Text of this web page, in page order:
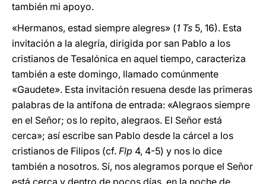
también mi apoyo.
«Hermanos, estad siempre alegres» (1 Ts 5, 16). Esta
invitación a la alegría, dirigida por san Pablo a los
cristianos de Tesalónica en aquel tiempo, caracteriza
también a este domingo, llamado comúnmente
«Gaudete». Esta invitación resuena desde las primeras
palabras de la antífona de entrada: «Alegraos siempre
en el Señor; os lo repito, alegraos. El Señor está
cerca»; así escribe san Pablo desde la cárcel a los
cristianos de Filipos (cf. Flp 4, 4-5) y nos lo dice
también a nosotros. Sí, nos alegramos porque el Señor
está cerca y dentro de pocos días, en la noche de